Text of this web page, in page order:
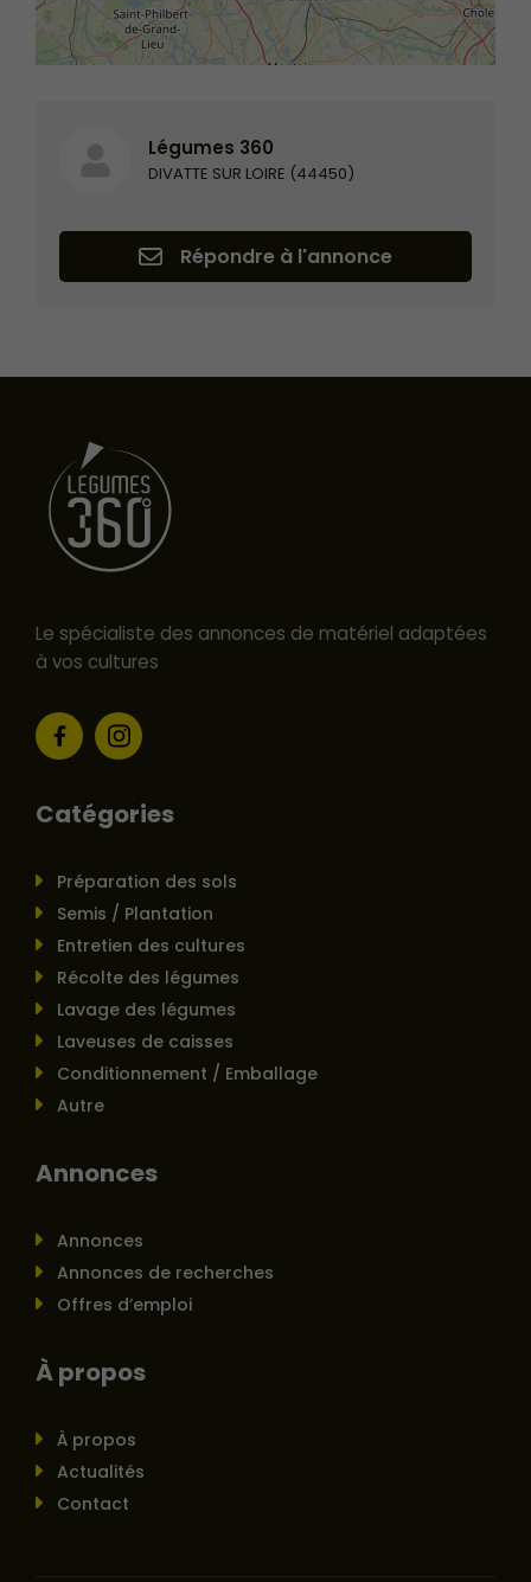
Légumes 360
DIVATTE SUR LOIRE (44450)
Répondre à l'annonce
Le spécialiste des annonces de matériel adaptées
à vos cultures
Catégories
Préparation des sols
Semis / Plantation
Entretien des cultures
Récolte des légumes
Lavage des légumes
Laveuses de caisses
Conditionnement / Emballage
Autre
Annonces
Annonces
Annonces de recherches
Offres d’emploi
À propos
À propos
Actualités
Contact